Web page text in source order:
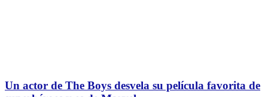
Un actor de The Boys desvela su película favorita de